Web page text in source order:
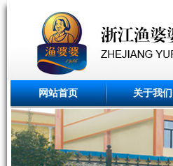
网站首页 关于我们